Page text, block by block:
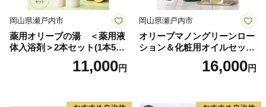
岡山県瀬戸内市
薬用オリーブの湯 ＜薬用液
体入浴剤＞2本セット(1本500
11,000円
岡山県瀬戸内市
オリーブマノングリーンロー
ション＆化粧用オイルセット
美容グッズ スキンケア 化粧
16,000円